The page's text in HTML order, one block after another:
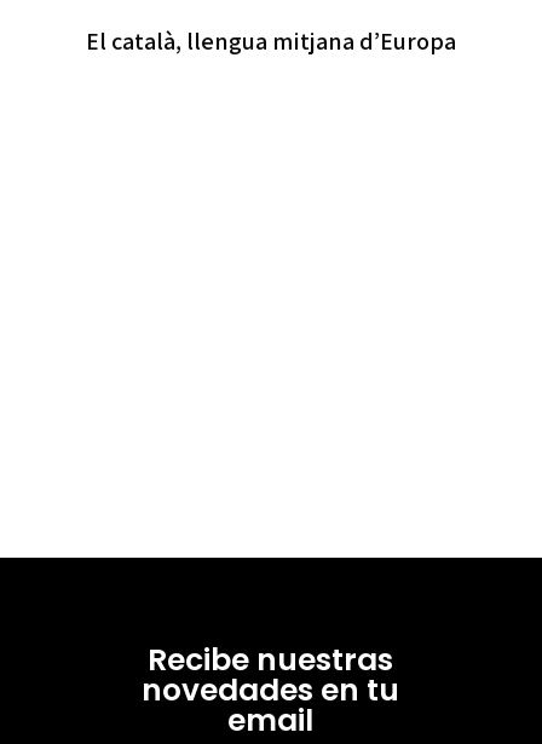
El català, llengua mitjana d’Europa
Recibe nuestras
novedades en tu
email